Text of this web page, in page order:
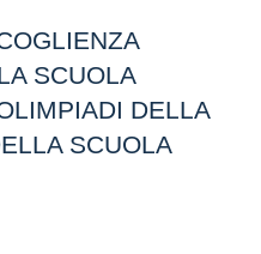
SCUOLA
DELLA
SCUOLA